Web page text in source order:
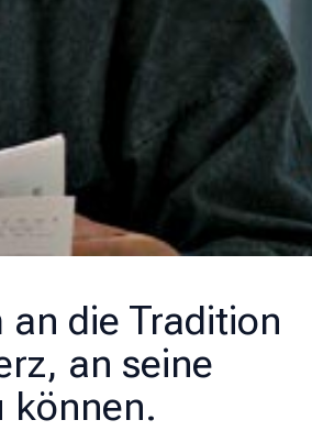
die Tradition
an seine
können.